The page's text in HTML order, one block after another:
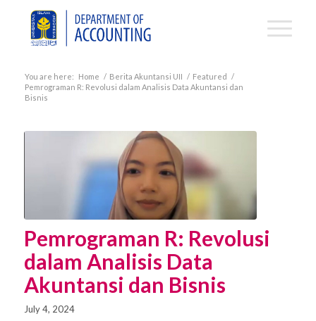
You are here: Home / Berita Akuntansi UII / Featured /
Pemrograman R: Revolusi dalam Analisis Data Akuntansi dan
Bisnis
Pemrograman R: Revolusi
dalam Analisis Data
Akuntansi dan Bisnis
July 4, 2024